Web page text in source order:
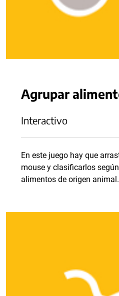
Agrupar
Interactivo
En este juego hay que
mouse y clasificarlos
alimentos de origen animal.